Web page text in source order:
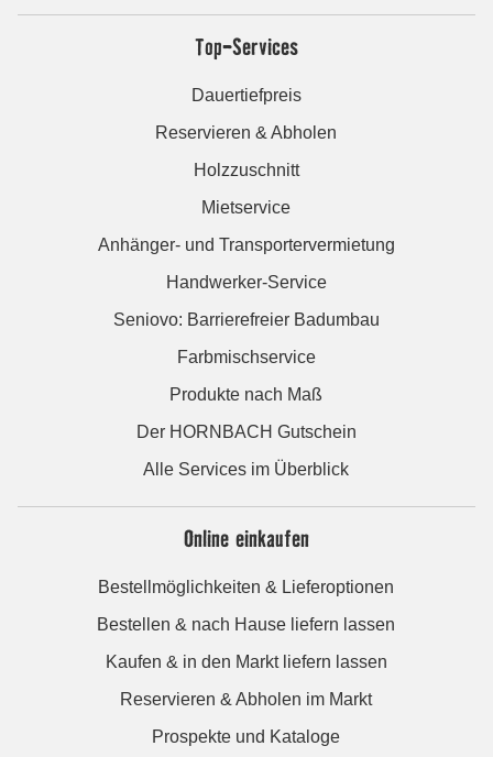
Top-Services
Dauertiefpreis
Reservieren & Abholen
Holzzuschnitt
Mietservice
Anhänger- und Transportervermietung
Handwerker-Service
Seniovo: Barrierefreier Badumbau
Farbmischservice
Produkte nach Maß
Der HORNBACH Gutschein
Alle Services im Überblick
Online einkaufen
Bestellmöglichkeiten & Lieferoptionen
Bestellen & nach Hause liefern lassen
Kaufen & in den Markt liefern lassen
Reservieren & Abholen im Markt
Prospekte und Kataloge